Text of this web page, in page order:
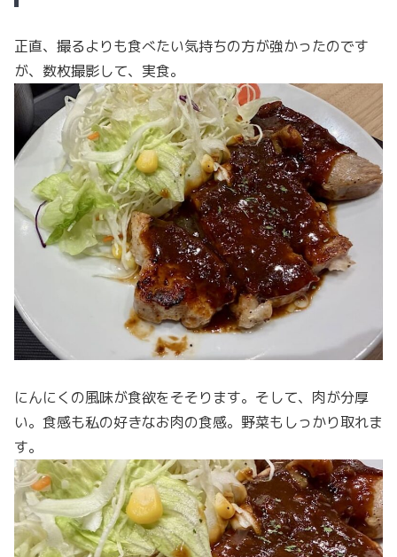
正直、撮るよりも食べたい気持ちの方が強かったのです
が、数枚撮影して、実食。
にんにくの風味が食欲をそそります。そして、肉が分厚
い。食感も私の好きなお肉の食感。野菜もしっかり取れま
す。